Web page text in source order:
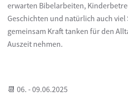
erwarten Bibelarbeiten,
Geschichten und natürlich auch
gemeinsam Kraft tanken für den
Auszeit nehmen.
📆 06. - 09.06.2025